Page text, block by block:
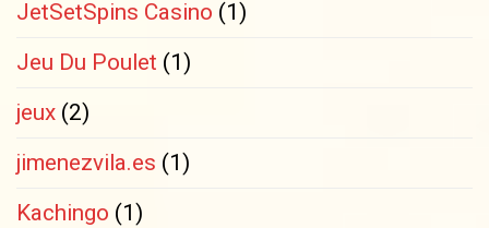
JetSetSpins Casino (1)
Jeu Du Poulet (1)
jeux (2)
jimenezvila.es (1)
Kachingo (1)